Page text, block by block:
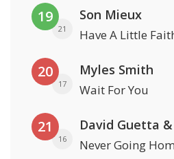
19
21
Son Mieux
Have A Little
20
17
Myles Smith
Wait For You
21
16 Never Going